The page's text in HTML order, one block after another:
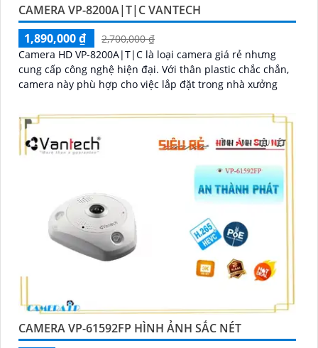
CAMERA VP-8200A|T|C VANTECH
1,890,000 ₫
2,700,000 ₫
Camera HD VP-8200A|T|C là loại camera giá rẻ nhưng
cung cấp công nghệ hiện đại. Với thân plastic chắc chắn,
camera này phù hợp cho việc lắp đặt trong nhà xưởng
CAMERA VP-61592FP HÌNH ẢNH SẮC NÉT